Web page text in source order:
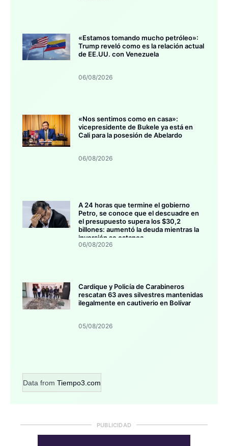
«Estamos tomando mucho petróleo»:
Trump reveló como es la relación actual
de EE.UU. con Venezuela
06/08/2026
«Nos sentimos como en casa»:
vicepresidente de Bukele ya está en
Cali para la posesión de Abelardo
06/08/2026
A 24 horas que termine el gobierno
Petro, se conoce que el descuadre en
el presupuesto supera los $30,2
billones: aumentó la deuda mientras la
inversión se estanca
06/08/2026
Cardique y Policía de Carabineros
rescatan 63 aves silvestres mantenidas
ilegalmente en cautiverio en Bolívar
05/08/2026
Data from Tiempo3.com
PUBLICIDAD